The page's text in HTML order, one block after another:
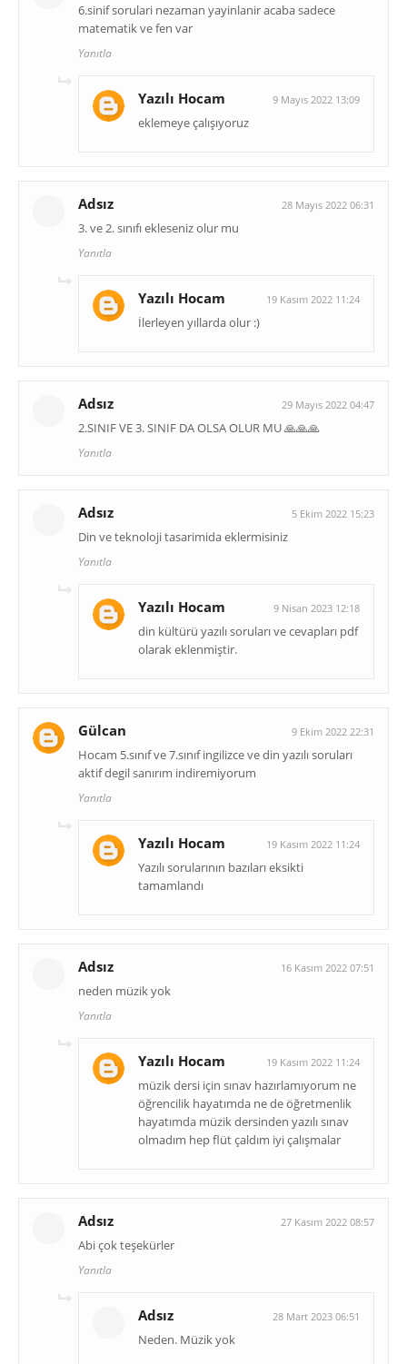
6.sinif sorulari nezaman yayinlanir acaba sadece
matematik ve fen var
Yanıtla
Yazılı Hocam 9 Mayıs 2022 13:09
eklemeye çalışıyoruz
Adsız 28 Mayıs 2022 06:31
3. ve 2. sınıfı ekleseniz olur mu
Yanıtla
Yazılı Hocam 19 Kasım 2022 11:24
İlerleyen yıllarda olur :)
Adsız 29 Mayıs 2022 04:47
2.SINIF VE 3. SINIF DA OLSA OLUR MU 🙏🙏🙏
Yanıtla
Adsız 5 Ekim 2022 15:23
Din ve teknoloji tasarimida eklermisiniz
Yanıtla
Yazılı Hocam 9 Nisan 2023 12:18
din kültürü yazılı soruları ve cevapları pdf
olarak eklenmiştir.
Gülcan 9 Ekim 2022 22:31
Hocam 5.sınıf ve 7.sınıf ingilizce ve din yazılı soruları
aktif degil sanırım indiremiyorum
Yanıtla
Yazılı Hocam 19 Kasım 2022 11:24
Yazılı sorularının bazıları eksikti
tamamlandı
Adsız 16 Kasım 2022 07:51
neden müzik yok
Yanıtla
Yazılı Hocam 19 Kasım 2022 11:24
müzik dersi için sınav hazırlamıyorum ne
öğrencilik hayatımda ne de öğretmenlik
hayatımda müzik dersinden yazılı sınav
olmadım hep flüt çaldım iyi çalışmalar
Adsız 27 Kasım 2022 08:57
Abi çok teşekürler
Yanıtla
Adsız 28 Mart 2023 06:51
Neden. Müzik yok